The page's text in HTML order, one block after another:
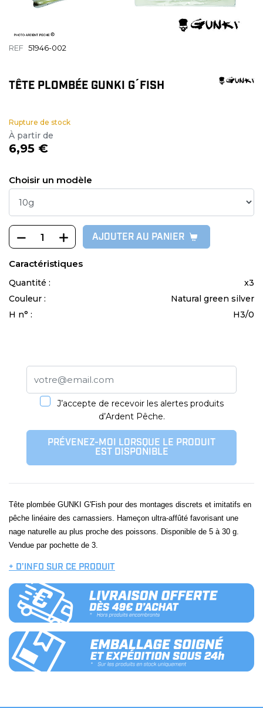
REF 51946-002
TÊTE PLOMBÉE GUNKI G´FISH
Rupture de stock
À partir de
6,95 €
Choisir un modèle
AJOUTER AU PANIER
Caractéristiques
Quantité :
x3
Couleur :
Natural green silver
H n° :
H3/0
J’accepte de recevoir les alertes produits
d’Ardent Pêche.
PRÉVENEZ-MOI LORSQUE LE PRODUIT
EST DISPONIBLE
Tête plombée GUNKI G'Fish pour des montages discrets et imitatifs en
pêche linéaire des carnassiers. Hameçon ultra-affûté favorisant une
nage naturelle au plus proche des poissons. Disponible de 5 à 30 g.
Vendue par pochette de 3.
+ D’INFO SUR CE PRODUIT